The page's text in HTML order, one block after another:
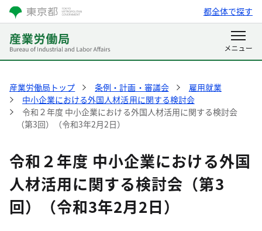
都全体で探す
産業労働局トップ 条例・計画・審議会
雇用就業
中小企業における外国人材活用に関する検討会
令和２年度 中小企業における外国人材活用に関する検討会
（第3回）（令和3年2月2日）
令和２年度 中小企業における外国
人材活用に関する検討会（第3
回）（令和3年2月2日）